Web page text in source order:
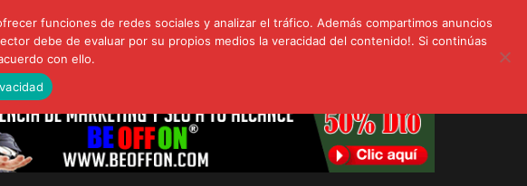
a miles de oyentes
funciones de redes sociales y analizar el tráfico. Además compartimos anuncios
debe de evaluar por su propios medios la veracidad del contenido!. Si continúas
con ello.